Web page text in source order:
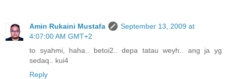
Amin Rukaini Mustafa
September 13, 2009 at
4:07:00 AM GMT+2
to syahmi, haha.. betoi2.. depa tatau weyh.. ang ja yg
sedaq.. kui4
Reply